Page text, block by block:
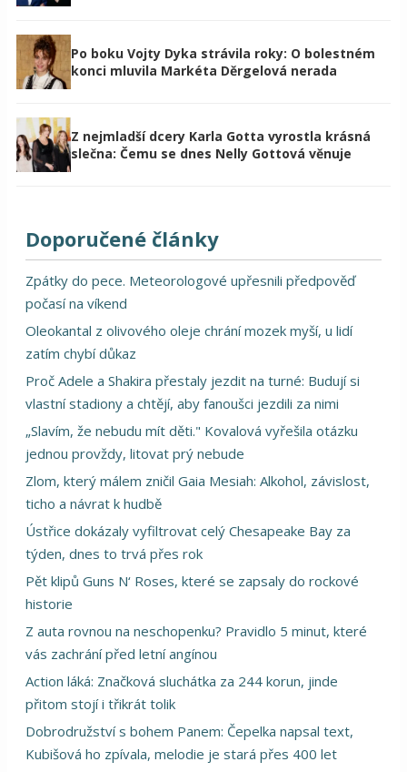
Po boku Vojty Dyka strávila roky: O bolestném
konci mluvila Markéta Děrgelová nerada
Z nejmladší dcery Karla Gotta vyrostla krásná
slečna: Čemu se dnes Nelly Gottová věnuje
Doporučené články
Zpátky do pece. Meteorologové upřesnili předpověď
počasí na víkend
Oleokantal z olivového oleje chrání mozek myší, u lidí
zatím chybí důkaz
Proč Adele a Shakira přestaly jezdit na turné: Budují si
vlastní stadiony a chtějí, aby fanoušci jezdili za nimi
„Slavím, že nebudu mít děti." Kovalová vyřešila otázku
jednou provždy, litovat prý nebude
Zlom, který málem zničil Gaia Mesiah: Alkohol, závislost,
ticho a návrat k hudbě
Ústřice dokázaly vyfiltrovat celý Chesapeake Bay za
týden, dnes to trvá přes rok
Pět klipů Guns N‘ Roses, které se zapsaly do rockové
historie
Z auta rovnou na neschopenku? Pravidlo 5 minut, které
vás zachrání před letní angínou
Action láká: Značková sluchátka za 244 korun, jinde
přitom stojí i třikrát tolik
Dobrodružství s bohem Panem: Čepelka napsal text,
Kubišová ho zpívala, melodie je stará přes 400 let